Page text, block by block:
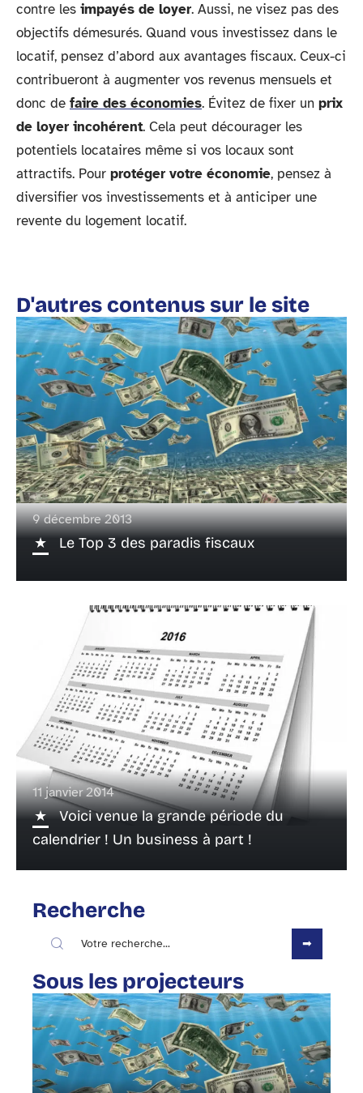
contre les impayés de loyer. Aussi, ne visez pas des
objectifs démesurés. Quand vous investissez dans le
locatif, pensez d’abord aux avantages fiscaux. Ceux-ci
contribueront à augmenter vos revenus mensuels et
donc de faire des économies. Évitez de fixer un prix
de loyer incohérent. Cela peut décourager les
potentiels locataires même si vos locaux sont
attractifs. Pour protéger votre économie, pensez à
diversifier vos investissements et à anticiper une
revente du logement locatif.
D'autres contenus sur le site
9 décembre 2013
Le Top 3 des paradis fiscaux
11 janvier 2014
Voici venue la grande période du
calendrier ! Un business à part !
Recherche
Sous les projecteurs